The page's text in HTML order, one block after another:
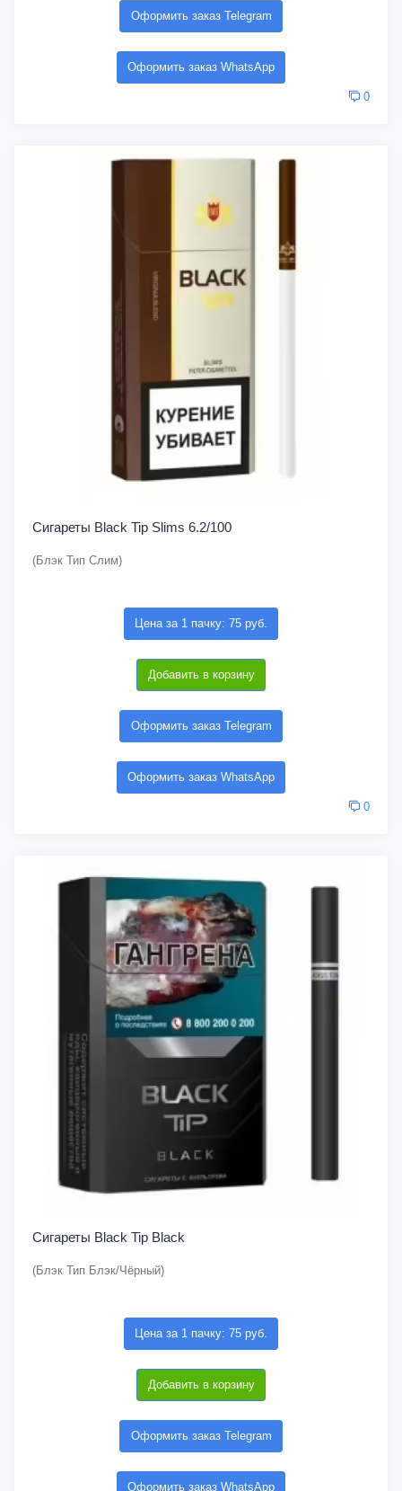
Оформить заказ Telegram
Оформить заказ WhatsApp
0
Сигареты Black Tip Slims 6.2/100
(Блэк Тип Слим)
Цена за 1 пачку: 75 руб.
Добавить в корзину
Оформить заказ Telegram
Оформить заказ WhatsApp
0
Сигареты Black Tip Black
(Блэк Тип Блэк/Чёрный)
Цена за 1 пачку: 75 руб.
Добавить в корзину
Оформить заказ Telegram
Оформить заказ WhatsApp